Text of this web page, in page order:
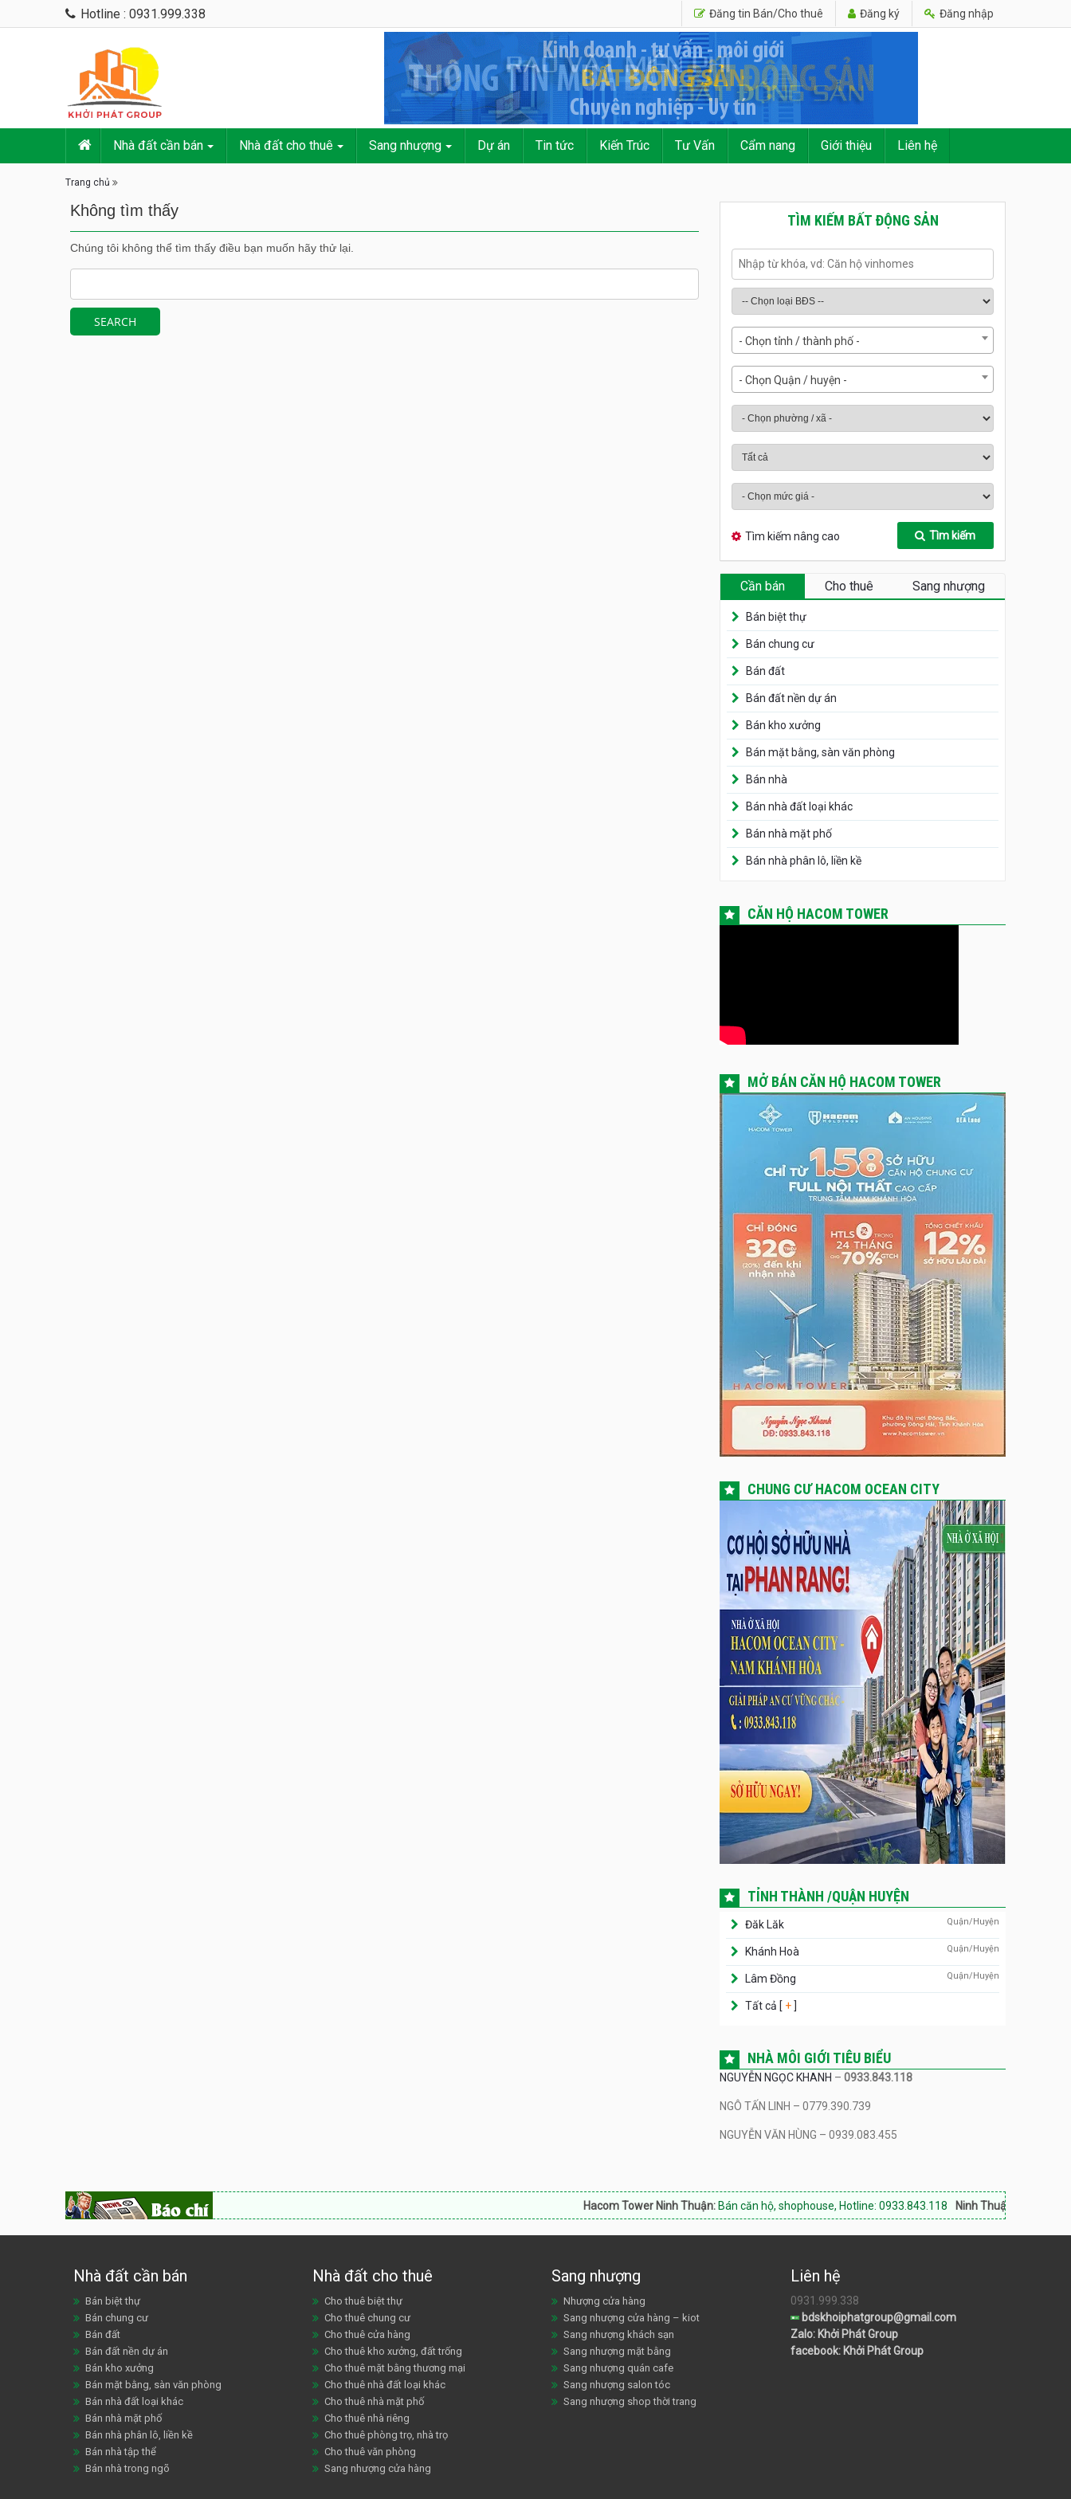
Hotline : 0931.999.338 Đăng tin Bán/Cho thuê Đăng ký Đăng nhập
Nhà đất cần bán Nhà đất cho thuê Sang nhượng Dự án Tin tức Kiến Trúc Tư Vấn Cẩm nang Giới thiệu Liên hệ
Trang chủ
Không tìm thấy
Chúng tôi không thể tìm thấy điều bạn muốn hãy thử lại.
TÌM KIẾM BẤT ĐỘNG SẢN
- Chọn tỉnh / thành phố -
- Chọn Quận / huyện -
Tìm kiếm nâng cao Tìm kiếm
Cần bán Cho thuê Sang nhượng
Bán biệt thự
Bán chung cư
Bán đất
Bán đất nền dự án
Bán kho xưởng
Bán mặt bằng, sàn văn phòng
Bán nhà
Bán nhà đất loại khác
Bán nhà mặt phố
Bán nhà phân lô, liền kề
CĂN HỘ HACOM TOWER
MỞ BÁN CĂN HỘ HACOM TOWER
CHUNG CƯ HACOM OCEAN CITY
TỈNH THÀNH /QUẬN HUYỆN
Đăk Lăk Quận/Huyện
Khánh Hoà Quận/Huyện
Lâm Đồng Quận/Huyện
Tất cả [ +]
NHÀ MÔI GIỚI TIÊU BIỂU
NGUYỄN NGỌC KHANH –0933.843.118
NGÔ TẤN LINH – 0779.390.739
NGUYỄN VĂN HÙNG – 0939.083.455
Hacom Tower Ninh Thuận:Bán căn hộ, shophouse, Hotline: 0933.843.118 Ninh Thuận Land:Chuyên bất
Nhà đất cần bán
Bán biệt thự
Bán chung cư
Bán đất
Bán đất nền dự án
Bán kho xưởng
Bán mặt bằng, sàn văn phòng
Bán nhà đất loại khác
Bán nhà mặt phố
Bán nhà phân lô, liền kề
Bán nhà tập thể
Bán nhà trong ngõ
Nhà đất cho thuê
Cho thuê biệt thự
Cho thuê chung cư
Cho thuê cửa hàng
Cho thuê kho xưởng, đất trống
Cho thuê mặt bằng thương mại
Cho thuê nhà đất loại khác
Cho thuê nhà mặt phố
Cho thuê nhà riêng
Cho thuê phòng trọ, nhà trọ
Cho thuê văn phòng
Sang nhượng cửa hàng
Sang nhượng
Nhượng cửa hàng
Sang nhượng cửa hàng – kiot
Sang nhượng khách sạn
Sang nhượng mặt bằng
Sang nhượng quán cafe
Sang nhượng salon tóc
Sang nhượng shop thời trang
Liên hệ
0931.999.338
bdskhoiphatgroup@gmail.com
Zalo: Khởi Phát Group
facebook: Khởi Phát Group